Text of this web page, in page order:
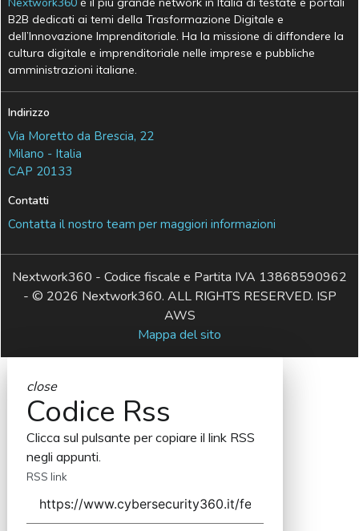
B2B dedicati ai temi della Trasformazione Digitale e
dell’Innovazione Imprenditoriale. Ha la missione di diffondere la
cultura digitale e imprenditoriale nelle imprese e pubbliche
amministrazioni italiane.
Indirizzo
Via Moretto da Brescia, 22
Milano - Italia
CAP 20133
Contatti
Contatta il nostro team per maggiori informazioni
Nextwork360 - Codice fiscale e Partita IVA 13868590962
- © 2026 Nextwork360. ALL RIGHTS RESERVED. ISP
AWS
Mappa del sito
close
Codice Rss
Clicca sul pulsante per copiare il link RSS
negli appunti.
RSS link